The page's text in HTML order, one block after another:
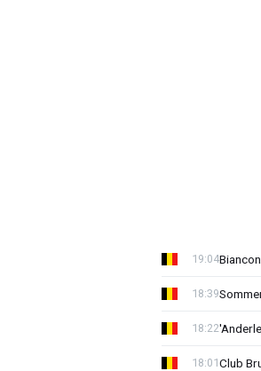
19:04
18:39
18:22
Club
18:01